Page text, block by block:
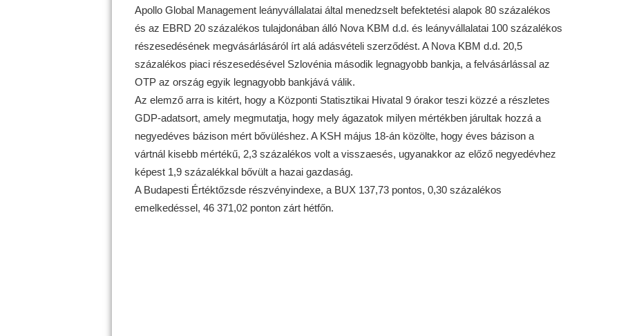
Apollo Global Management leányvállalatai által menedzselt befektetési alapok 80 százalékos
és az EBRD 20 százalékos tulajdonában álló Nova KBM d.d. és leányvállalatai 100 százalékos
részesedésének megvásárlásáról írt alá adásvételi szerződést. A Nova KBM d.d. 20,5
százalékos piaci részesedésével Szlovénia második legnagyobb bankja, a felvásárlással az
OTP az ország egyik legnagyobb bankjává válik.
Az elemző arra is kitért, hogy a Központi Statisztikai Hivatal 9 órakor teszi közzé a részletes
GDP-adatsort, amely megmutatja, hogy mely ágazatok milyen mértékben járultak hozzá a
negyedéves bázison mért bővüléshez. A KSH május 18-án közölte, hogy éves bázison a
vártnál kisebb mértékű, 2,3 százalékos volt a visszaesés, ugyanakkor az előző negyedévhez
képest 1,9 százalékkal bővült a hazai gazdaság.
A Budapesti Értéktőzsde részvényindexe, a BUX 137,73 pontos, 0,30 százalékos
emelkedéssel, 46 371,02 ponton zárt hétfőn.